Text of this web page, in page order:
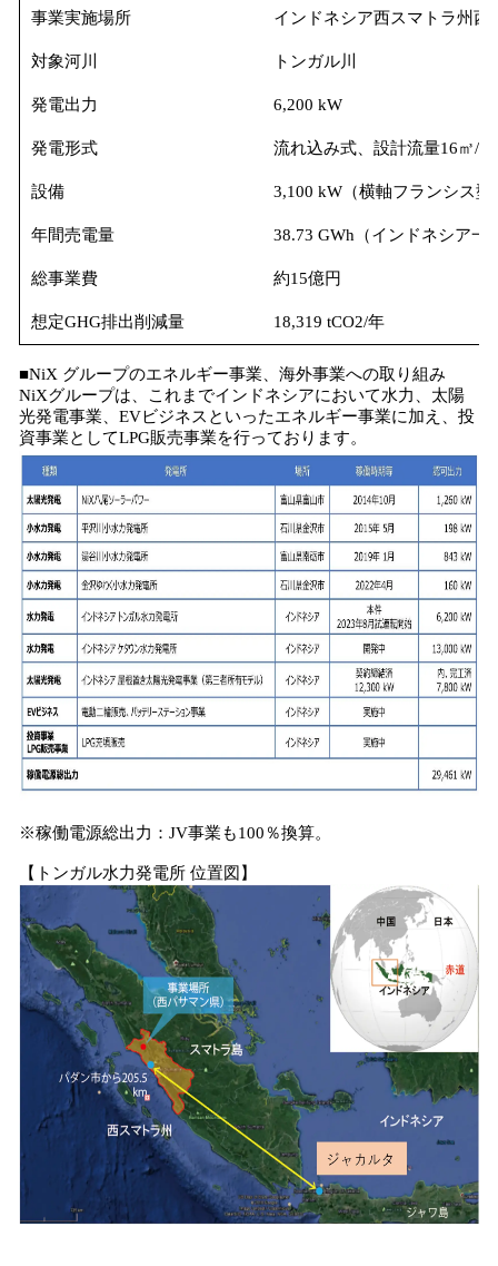
事業実施場所 インドネシア西スマトラ州西
対象河川 トンガル川
発電出力 6,200 kW
発電形式 流れ込み式、設計流量16㎥/
設備 3,100 kW（横軸フランシス型
年間売電量 38.73 GWh（インドネシア一
総事業費 約15億円
想定GHG排出削減量 18,319 tCO2/年
■NiX グループのエネルギー事業、海外事業への取り組み
NiXグループは、これまでインドネシアにおいて水力、太陽
光発電事業、EVビジネスといったエネルギー事業に加え、投
資事業としてLPG販売事業を行っております。
※稼働電源総出力：JV事業も100％換算。
【トンガル水力発電所 位置図】